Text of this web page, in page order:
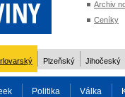
Archiv
Ceníky
Plzeňský Jihočeský
Politika Válka